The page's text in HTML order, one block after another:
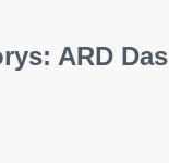
ARD Das